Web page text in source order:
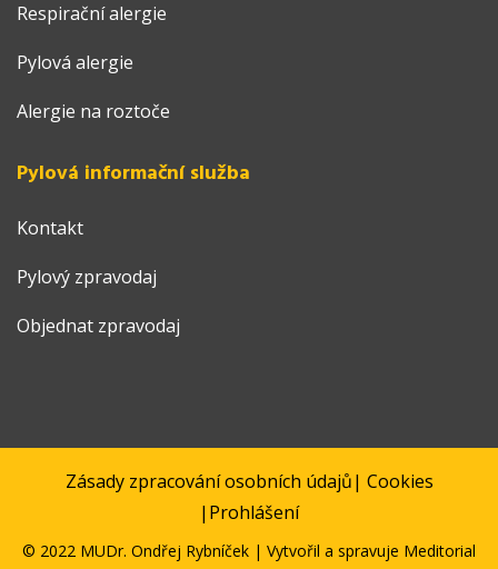
Respirační alergie
Pylová alergie
Alergie na roztoče
Pylová informační služba
Kontakt
Pylový zpravodaj
Objednat zpravodaj
Zásady zpracování osobních údajů| Cookies
| Prohlášení
© 2022 MUDr. Ondřej Rybníček | Vytvořil a spravuje Meditorial